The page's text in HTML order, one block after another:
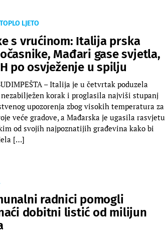
LJETO
s vrućinom: Italija prska
Mađari gase svjetla,
po osvježenje u spilju
– Italija je u četvrtak poduzela
nezabilježen korak i proglasila najviši stupanj
upozorenja zbog visokih temperatura za
veće gradove, a Mađarska je ugasila rasvjetu
od svojih najpoznatijih građevina kako bi
[…]
radnici pomogli
dobitni listić od milijun